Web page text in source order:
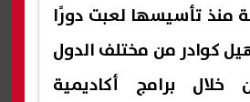
منذ تأسيسها لعبت دورًا
كوادر من مختلف الدول
خلال برامج أكاديمية